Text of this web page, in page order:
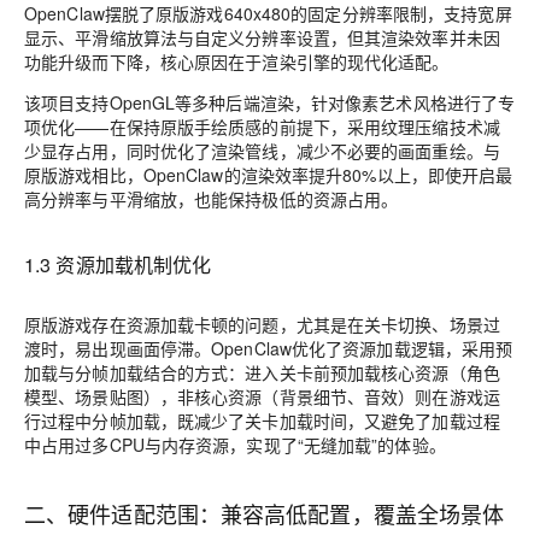
OpenClaw摆脱了原版游戏640x480的固定分辨率限制，支持宽屏
显示、平滑缩放算法与自定义分辨率设置，但其渲染效率并未因
功能升级而下降，核心原因在于渲染引擎的现代化适配。
该项目支持OpenGL等多种后端渲染，针对像素艺术风格进行了专
项优化——在保持原版手绘质感的前提下，采用纹理压缩技术减
少显存占用，同时优化了渲染管线，减少不必要的画面重绘。与
原版游戏相比，OpenClaw的渲染效率提升80%以上，即使开启最
高分辨率与平滑缩放，也能保持极低的资源占用。
1.3 资源加载机制优化
原版游戏存在资源加载卡顿的问题，尤其是在关卡切换、场景过
渡时，易出现画面停滞。OpenClaw优化了资源加载逻辑，采用预
加载与分帧加载结合的方式：进入关卡前预加载核心资源（角色
模型、场景贴图），非核心资源（背景细节、音效）则在游戏运
行过程中分帧加载，既减少了关卡加载时间，又避免了加载过程
中占用过多CPU与内存资源，实现了“无缝加载”的体验。
二、硬件适配范围：兼容高低配置，覆盖全场景体